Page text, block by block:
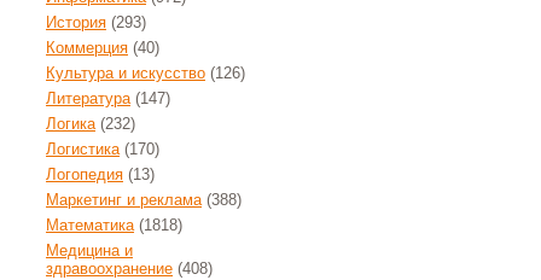
История (293)
Коммерция (40)
Культура и искусство (126)
Литература(147)
Логика(232)
Логистика(170)
Логопедия (13)
Маркетинг и реклама(388)
Математика(1818)
Медицина и
здравоохранение (408)